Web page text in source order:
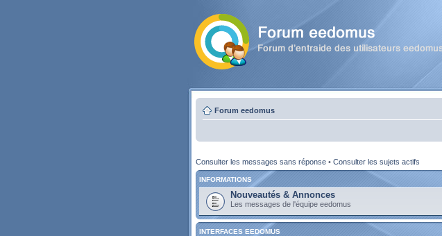
Forum eedomus
Consulter les messages sans réponse • Consulter les sujets actifs
INFORMATIONS
Nouveautés & Annonces
Les messages de l'équipe eedomus
INTERFACES EEDOMUS